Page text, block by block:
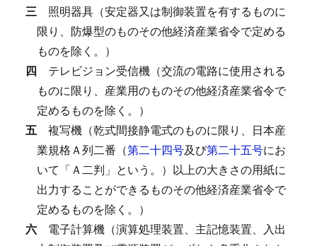
三 照明器具（安定器又は制御装置を有するものに
限り、防爆型のものその他経済産業省令で定める
ものを除く。）
四 テレビジョン受信機（交流の電路に使用される
ものに限り、産業用のものその他経済産業省令で
定めるものを除く。）
五 複写機（乾式間接静電式のものに限り、日本産
業規格Ａ列二番（第二十四号及び第二十五号にお
いて「Ａ二判」という。）以上の大きさの用紙に
出力することができるものその他経済産業省令で
定めるものを除く。）
六 電子計算機（演算処理装置、主記憶装置、入出